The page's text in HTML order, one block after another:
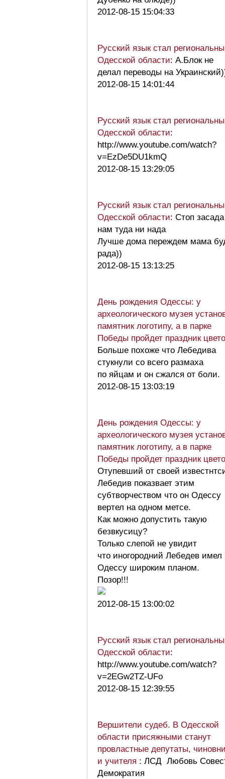
2012-08-15 15:04:33
Русский язык стал
Одесской области: А.Блок не
делал переводы на
2012-08-15 14:01:44
Русский язык стал
Одесской области:
http://www.youtube.com/watch?
v=EzDe5DU1kmQ
2012-08-15 13:29:05
Русский язык стал
Одесской области: Стоп засада
нам туда ни нада
Лучше дома переждем мама
рада))
2012-08-15 13:13:25
День рождения Одессы: у
археологического музея
памятник логотипу, а в парке
Победы пройдет праздник
Больше похоже что Лебедива
стукнули со всего размаха
по яйцам и он сжался от боли.
2012-08-15 13:03:19
День рождения Одессы: у
археологического музея
памятник логотипу, а в парке
Победы пройдет праздник
Отупевший от своей
Лебедив показвает этим
субтворчеством что он Одессу
вертел на одном метсе.
Как можно допустить такую
безвкусицу?
Только слепой не увидит
что иногородний Лебедев имел
Одессу широким планом.
Позор!!!
2012-08-15 13:00:02
Русский язык стал
Одесской области:
http://www.youtube.com/watch?
v=2EGw2TZ-UFo
2012-08-15 12:39:55
Вершители судеб. В Одесской
области присяжными станут
провластные депутаты,
и учителя : ЛСД Любовь
Демократия